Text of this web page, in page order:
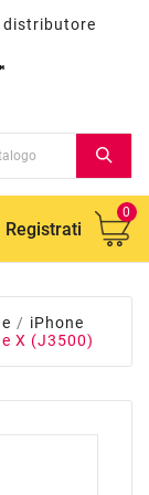
distributore
Registrati
0
iPhone
X (J3500)